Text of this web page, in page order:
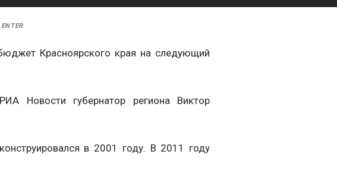
ENTER
Красноярского края на следующий
Новости губернатор региона Виктор
в 2001 году. В 2011 году